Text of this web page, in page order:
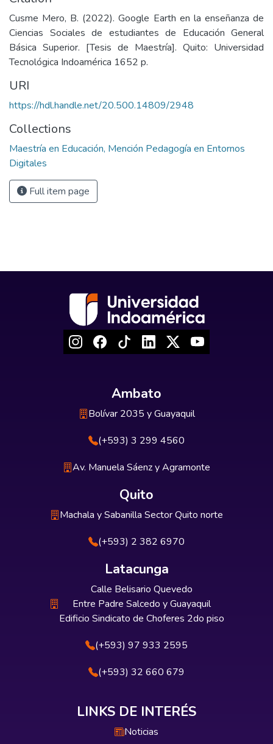
Cusme Mero, B. (2022). Google Earth en la enseñanza de
Ciencias Sociales de estudiantes de Educación General
Básica Superior. [Tesis de Maestría]. Quito: Universidad
Tecnológica Indoamérica 1652 p.
URI
https://hdl.handle.net/20.500.14809/2948
Collections
Maestría en Educación, Mención Pedagogía en Entornos
Digitales
Full item page
Ambato
Bolívar 2035 y Guayaquil
(+593) 3 299 4560
Av. Manuela Sáenz y Agramonte
Quito
Machala y Sabanilla Sector Quito norte
(+593) 2 382 6970
Latacunga
Calle Belisario Quevedo
Entre Padre Salcedo y Guayaquil
Edificio Sindicato de Choferes 2do piso
(+593) 97 933 2595
(+593) 32 660 679
LINKS DE INTERÉS
Noticias